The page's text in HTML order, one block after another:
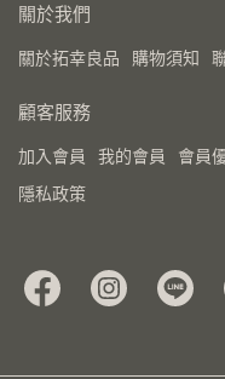
關於我們
關於拓幸良品 購物須知
顧客服務
加入會員 我的會員 會員
隱私政策